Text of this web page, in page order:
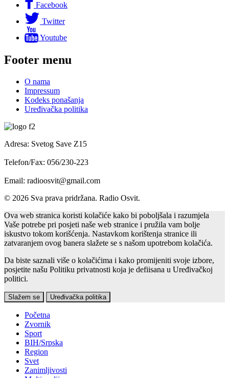
Facebook
Twitter
Youtube
Footer menu
O nama
Impressum
Kodeks ponašanja
Uređivačka politika
Adresa: Svetog Save Z15
Telefon/Fax: 056/230-223
Email: radioosvit@gmail.com
© 2026 Sva prava pridržana. Radio Osvit.
Ova web stranica koristi kolačiće kako bi poboljšala i razumjela
Vaše potrebe pri posjeti naše web stranice i pružila vam bolje
iskustvo tokom korišćenja. Nastavkom korištenja stranice ili
zatvaranjem ovog banera slažete se s našom upotrebom kolačića.
Da biste saznali više o kolačićima i kako promijeniti svoje izbore,
posjetite našu Politiku privatnosti koja je defiisana u Uređivačkoj
politici.
Slažem se Uređivačka politika
Početna
Zvornik
Sport
BIH/Srpska
Region
Svet
Zanimljivosti